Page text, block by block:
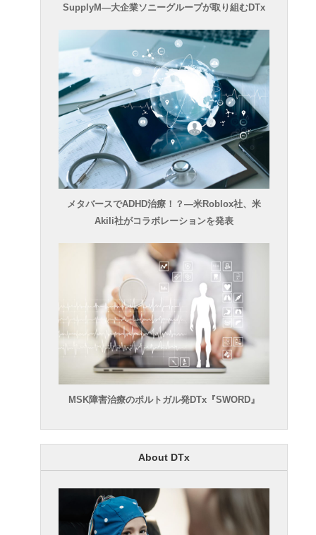
SupplyM―大企業ソニーグループが取り組むDTx
メタバースでADHD治療！？―米Roblox社、米
Akili社がコラボレーションを発表
MSK障害治療のポルトガル発DTx『SWORD』
About DTx